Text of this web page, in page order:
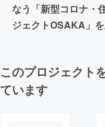
なう「新型コロナ・
ジェクトOSAKA」
このプロジェクト
ています